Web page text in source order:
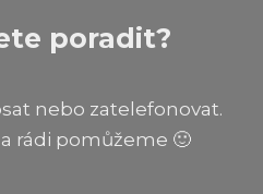
poradit?
nebo zatelefonovat.
rádi pomůžeme 🙂